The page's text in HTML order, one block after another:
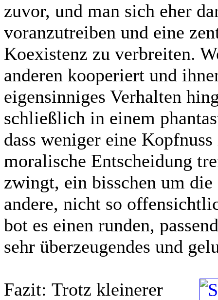
zuvor, und man sich eher
voranzutreiben und eine
Koexistenz zu verbreiten.
anderen kooperiert und
eigensinniges Verhalten
schließlich in einem
dass weniger eine
moralische Entscheidung
zwingt, ein bisschen um
andere, nicht so
bot es einen runden,
sehr überzeugendes und
Fazit: Trotz kleinerer